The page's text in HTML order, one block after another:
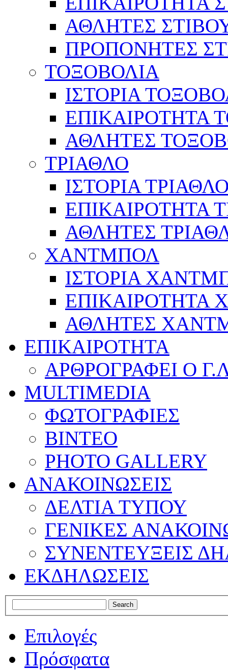
ΑΘΛΗΤΕΣ
ΠΡΟΠΟΝΗΤΕΣ
ΤΟΞΟΒΟΛΙΑ
ΙΣΤΟΡΙΑ
ΕΠΙΚΑΙΡΟΤΗΤΑ
ΑΘΛΗΤΕΣ
ΤΡΙΑΘΛΟ
ΙΣΤΟΡΙΑ
ΕΠΙΚΑΙΡΟΤΗΤΑ
ΑΘΛΗΤΕΣ
ΧΑΝΤΜΠΟΛ
ΙΣΤΟΡΙΑ
ΕΠΙΚΑΙΡΟΤΗΤΑ
ΑΘΛΗΤΕΣ
ΕΠΙΚΑΙΡΟΤΗΤΑ
ΑΡΘΡΟΓΡΑΦΕΙ Ο
MULTIMEDIA
ΦΩΤΟΓΡΑΦΙΕΣ
ΒΙΝΤΕΟ
PHOTO GALLERY
ΑΝΑΚΟΙΝΩΣΕΙΣ
ΔΕΛΤΙΑ ΤΥΠΟΥ
ΓΕΝΙΚΕΣ
ΣΥΝΕΝΤΕΥΞΕΙΣ
ΕΚΔΗΛΩΣΕΙΣ
Επιλογές
Πρόσφατα